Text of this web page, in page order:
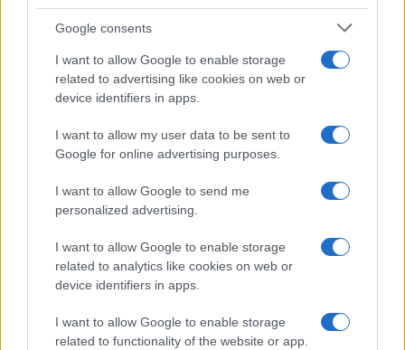
Google consents
I want to allow Google to enable storage
related to advertising like cookies on web or
device identifiers in apps.
I want to allow my user data to be sent to
Google for online advertising purposes.
I want to allow Google to send me
personalized advertising.
I want to allow Google to enable storage
related to analytics like cookies on web or
device identifiers in apps.
I want to allow Google to enable storage
related to functionality of the website or app.